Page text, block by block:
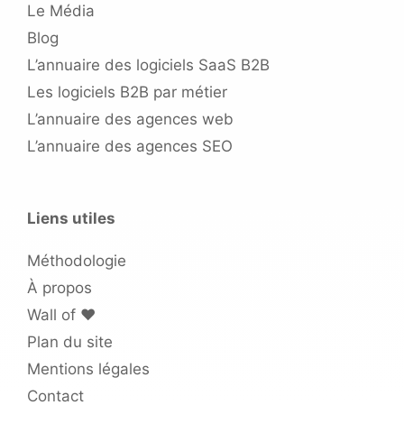
Le Média
Blog
L’annuaire des logiciels SaaS B2B
Les logiciels B2B par métier
L’annuaire des agences web
L’annuaire des agences SEO
Liens utiles
Méthodologie
À propos
Wall of ❤️
Plan du site
Mentions légales
Contact